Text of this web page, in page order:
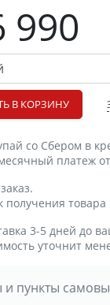
990
В КОРЗИНУ
со Сбером в
платеж
получения товара
3-5 дней до
уточнит
пункты